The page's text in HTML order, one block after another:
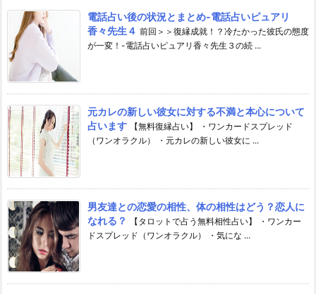
電話占い後の状況とまとめ-電話占いピュアリ
香々先生４ 前回＞＞復縁成就！？冷たかった彼氏の態度
が一変！-電話占いピュアリ香々先生３の続 ...
元カレの新しい彼女に対する不満と本心について
占います
【無料復縁占い】 ・ワンカードスプレッド
（ワンオラクル） ・元カレの新しい彼女に ...
男友達との恋愛の相性、体の相性はどう？恋人に
なれる？
【タロットで占う無料相性占い】 ・ワンカー
ドスプレッド（ワンオラクル） ・気にな ...